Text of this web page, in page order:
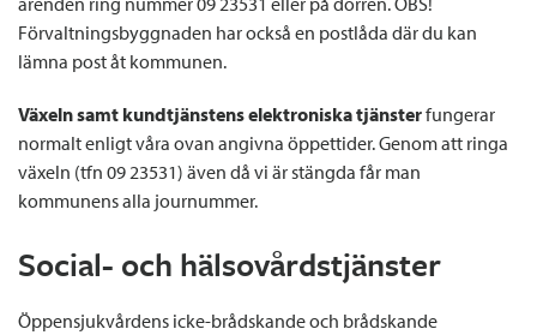
Förvaltningsbyggnaden har också en postlåda där du kan
lämna post åt kommunen.
Växeln samt kundtjänstens elektroniska tjänsterfungerar
normalt enligt våra ovan angivna öppettider. Genom att ringa
växeln (tfn 09 23531) även då vi är stängda får man
kommunens alla journummer.
Social- och hälsovårdstjänster
Öppensjukvårdens icke-brådskande och brådskande